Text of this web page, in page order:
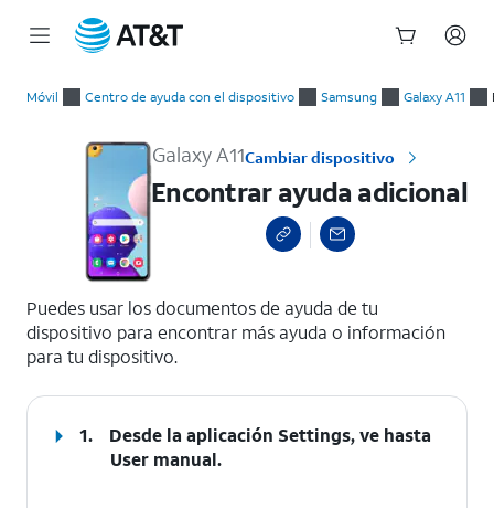
Móvil Centro de ayuda con el dispositivo Samsung Galaxy A11
Galaxy A11Cambiar dispositivo
Encontrar ayuda adicional
Puedes usar los documentos de ayuda de tu
dispositivo para encontrar más ayuda o información
para tu dispositivo.
1.
Desde la aplicación Settings, ve hasta
User manual.